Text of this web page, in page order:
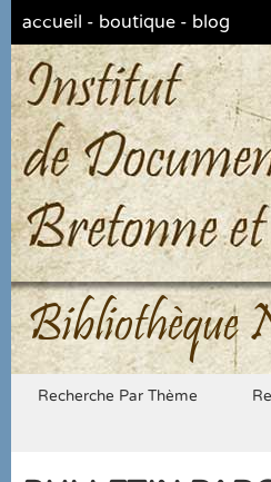
accueil - boutique - blog
Bibliothèque
Recherche Par Thème